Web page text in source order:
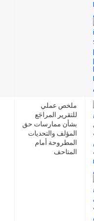
ملخص عملي
للتقرير المراجَع
بشأن ممارسات حق
المؤلف والتحديات
المطروحة أمام
المتاحف